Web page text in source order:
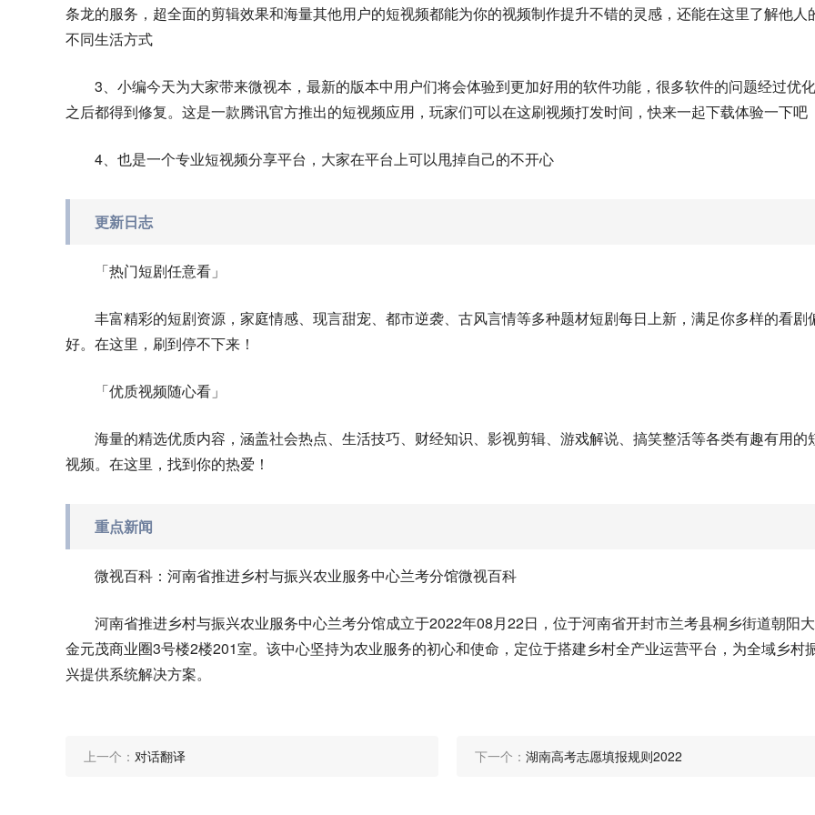
条龙的服务，超全面的剪辑效果和海量其他用户的短视频都能为你的视频制作提升不错的灵感，还能在这里了解他人
不同生活方式
3、小编今天为大家带来微视本，最新的版本中用户们将会体验到更加好用的软件功能，很多软件的问题经过优化
之后都得到修复。这是一款腾讯官方推出的短视频应用，玩家们可以在这刷视频打发时间，快来一起下载体验一下吧
4、也是一个专业短视频分享平台，大家在平台上可以甩掉自己的不开心
更新日志
「热门短剧任意看」
丰富精彩的短剧资源，家庭情感、现言甜宠、都市逆袭、古风言情等多种题材短剧每日上新，满足你多样的看剧
好。在这里，刷到停不下来！
「优质视频随心看」
海量的精选优质内容，涵盖社会热点、生活技巧、财经知识、影视剪辑、游戏解说、搞笑整活等各类有趣有用的
视频。在这里，找到你的热爱！
重点新闻
微视百科：河南省推进乡村与振兴农业服务中心兰考分馆微视百科
河南省推进乡村与振兴农业服务中心兰考分馆成立于2022年08月22日，位于河南省开封市兰考县桐乡街道朝阳
金元茂商业圈3号楼2楼201室。该中心坚持为农业服务的初心和使命，定位于搭建乡村全产业运营平台，为全域乡村
兴提供系统解决方案。
上一个： 对话翻译 下一个： 湖南高考志愿填报规则2022